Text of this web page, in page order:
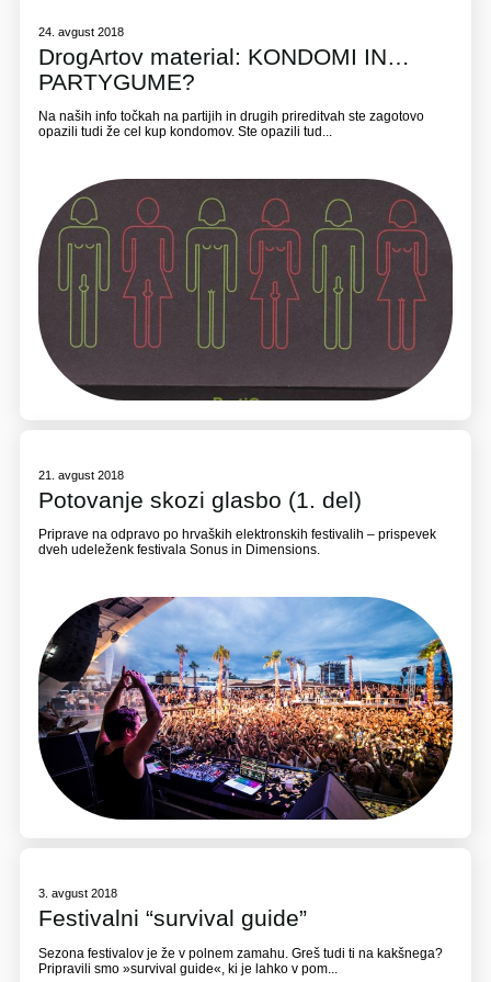
24. avgust 2018
DrogArtov material: KONDOMI IN…
PARTYGUME?
Na naših info točkah na partijih in drugih prireditvah ste zagotovo
opazili tudi že cel kup kondomov. Ste opazili tud...
21. avgust 2018
Potovanje skozi glasbo (1. del)
Priprave na odpravo po hrvaških elektronskih festivalih – prispevek
dveh udeleženk festivala Sonus in Dimensions.
3. avgust 2018
Festivalni “survival guide”
Sezona festivalov je že v polnem zamahu. Greš tudi ti na kakšnega?
Pripravili smo »survival guide«, ki je lahko v pom...